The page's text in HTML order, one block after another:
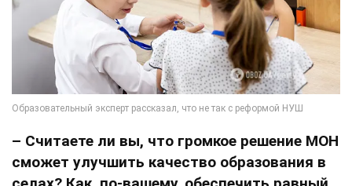
– Считаете ли вы, что громкое решение МОН
сможет улучшить качество образования в